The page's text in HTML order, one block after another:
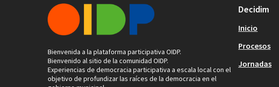
Bienvenida a la plataforma participativa OIDP.
Bienvenido al sitio de la comunidad OIDP.
Experiencias de democracia participativa a escala local con el
objetivo de profundizar las raíces de la democracia en el
Decidim
Inicio
Procesos
Jornadas